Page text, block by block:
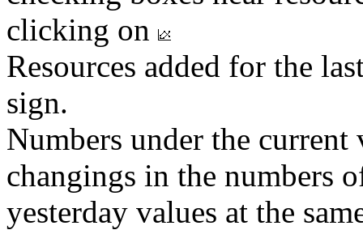
clicking on
Resources added for the
sign.
Numbers under the
changings in the numbers
yesterday values at the